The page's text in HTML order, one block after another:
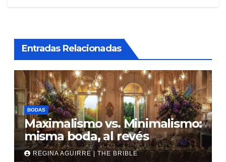
Entradas Relacionadas
BODAS
Maximalismo vs. Minimalismo:
misma boda, al revés
REGINA AGUIRRE | THE BRIBLE